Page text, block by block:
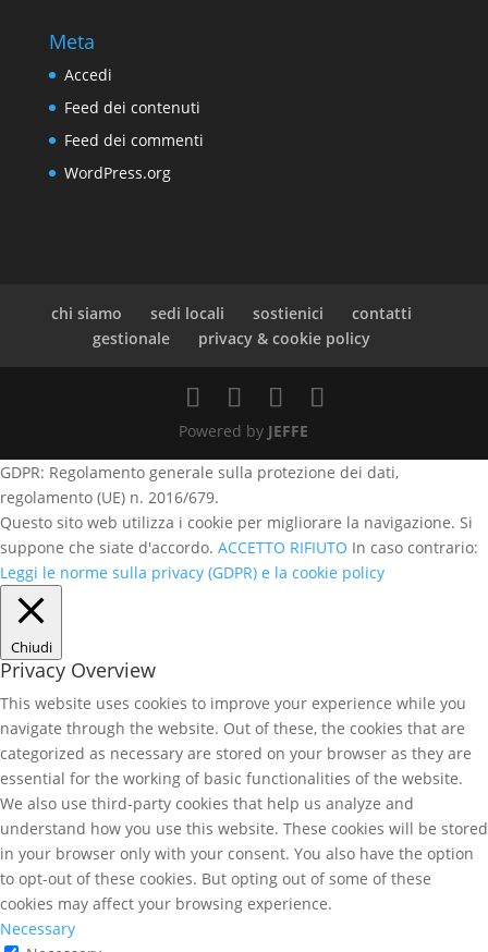
Meta
Accedi
Feed dei contenuti
Feed dei commenti
WordPress.org
chi siamo sedi locali sostienici
contatti
gestionale
privacy & cookie policy
Powered by JEFFE
GDPR: Regolamento generale sulla protezione dei dati,
regolamento (UE) n. 2016/679.
Questo sito web utilizza i cookie per migliorare la navigazione. Si
suppone che siate d'accordo. ACCETTO RIFIUTO In caso contrario:
Leggi le norme sulla privacy (GDPR) e la cookie policy
Chiudi
Privacy Overview
This website uses cookies to improve your experience while you
navigate through the website. Out of these, the cookies that are
categorized as necessary are stored on your browser as they are
essential for the working of basic functionalities of the website.
We also use third-party cookies that help us analyze and
understand how you use this website. These cookies will be stored
in your browser only with your consent. You also have the option
to opt-out of these cookies. But opting out of some of these
cookies may affect your browsing experience.
Necessary